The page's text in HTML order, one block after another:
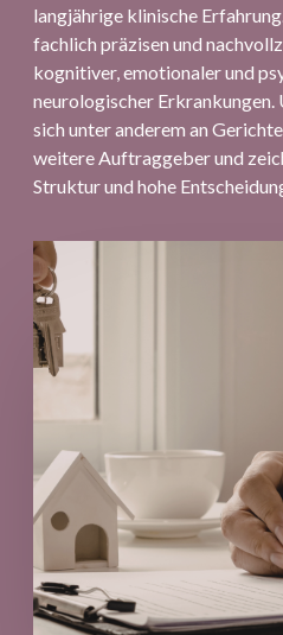
langjährige klinische
fachlich präzisen und
kognitiver, emotionaler und
neurologischer Erkrankungen.
sich unter anderem an
weitere Auftraggeber und
Struktur und hohe